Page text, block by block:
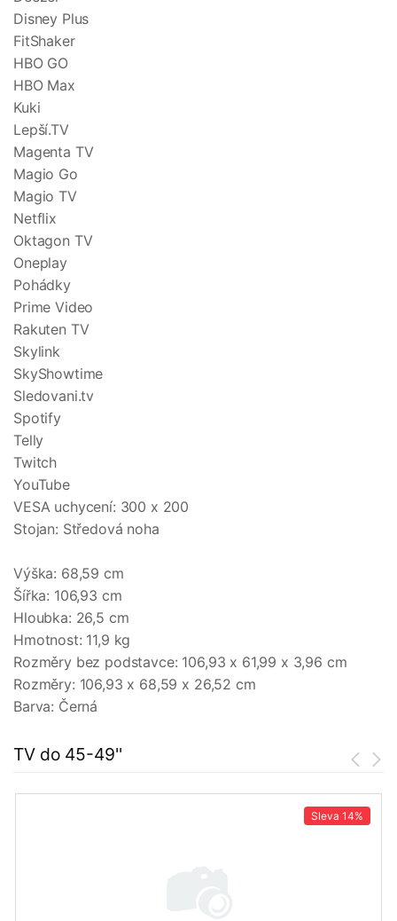
Disney Plus
FitShaker
HBO GO
HBO Max
Kuki
Lepší.TV
Magenta TV
Magio Go
Magio TV
Netflix
Oktagon TV
Oneplay
Pohádky
Prime Video
Rakuten TV
Skylink
SkyShowtime
Sledovani.tv
Spotify
Telly
Twitch
YouTube
VESA uchycení: 300 x 200
Stojan: Středová noha
Výška: 68,59 cm
Šířka: 106,93 cm
Hloubka: 26,5 cm
Hmotnost: 11,9 kg
Rozměry bez podstavce: 106,93 x 61,99 x 3,96 cm
Rozměry: 106,93 x 68,59 x 26,52 cm
Barva: Černá
TV do 45-49''
Sleva 14%